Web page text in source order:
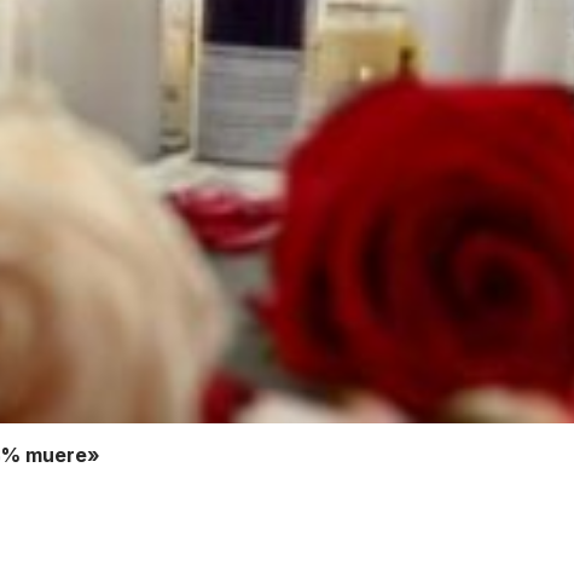
muere»